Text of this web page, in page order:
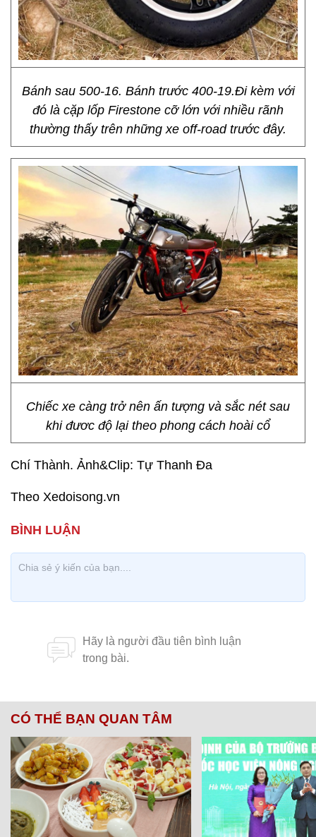
Bánh sau 500-16. Bánh trước 400-19.Đi kèm với
đó là cặp lốp Firestone cỡ lớn với nhiều rãnh
thường thấy trên những xe off-road trước đây.
Chiếc xe càng trở nên ấn tượng và sắc nét sau
khi đươc độ lại theo phong cách hoài cổ
Chí Thành. Ảnh&Clip: Tự Thanh Đa
Theo Xedoisong.vn
CÓ THỂ BẠN QUAN TÂM